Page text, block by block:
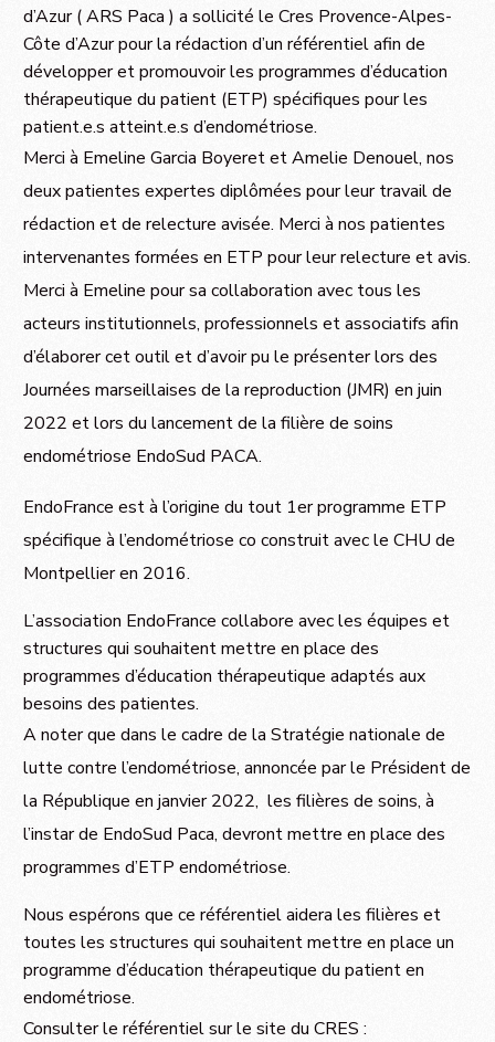
d’Azur ( ARS Paca ) a sollicité le Cres Provence-Alpes-
Côte d’Azur pour la rédaction d’un référentiel afin de
développer et promouvoir les programmes d’éducation
thérapeutique du patient (ETP) spécifiques pour les
patient.e.s atteint.e.s d’endométriose.
Merci à Emeline Garcia Boyeret et Amelie Denouel, nos
deux patientes expertes diplômées pour leur travail de
rédaction et de relecture avisée. Merci à nos patientes
intervenantes formées en ETP pour leur relecture et avis.
Merci à Emeline pour sa collaboration avec tous les
acteurs institutionnels, professionnels et associatifs afin
d’élaborer cet outil et d’avoir pu le présenter lors des
Journées marseillaises de la reproduction (JMR) en juin
2022 et lors du lancement de la filière de soins
endométriose EndoSud PACA.
EndoFrance est à l’origine du tout 1er programme ETP
spécifique à l’endométriose co construit avec le CHU de
Montpellier en 2016.
L’association EndoFrance collabore avec les équipes et
structures qui souhaitent mettre en place des
programmes d’éducation thérapeutique adaptés aux
besoins des patientes.
A noter que dans le cadre de la Stratégie nationale de
lutte contre l’endométriose, annoncée par le Président de
la République en janvier 2022, les filières de soins, à
l’instar de EndoSud Paca, devront mettre en place des
programmes d’ETP endométriose.
Nous espérons que ce référentiel aidera les filières et
toutes les structures qui souhaitent mettre en place un
programme d’éducation thérapeutique du patient en
endométriose.
Consulter le référentiel sur le site du CRES :